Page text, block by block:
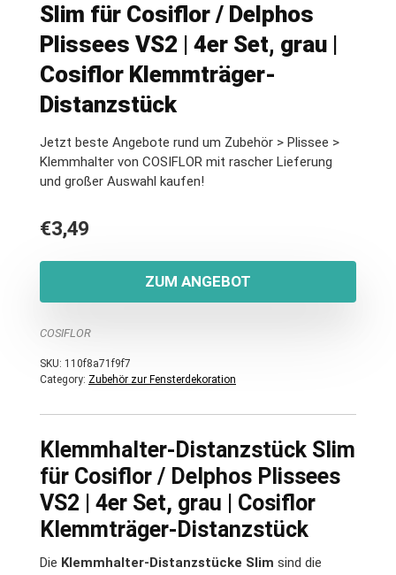
Slim für Cosiflor / Delphos
Plissees VS2 | 4er Set, grau |
Cosiflor Klemmträger-
Distanzstück
Jetzt beste Angebote rund um Zubehör > Plissee >
Klemmhalter von COSIFLOR mit rascher Lieferung
und großer Auswahl kaufen!
€3,49
ZUM ANGEBOT
COSIFLOR
SKU: 110f8a71f9f7
Category: Zubehör zur Fensterdekoration
Klemmhalter-Distanzstück Slim
für Cosiflor / Delphos Plissees
VS2 | 4er Set, grau | Cosiflor
Klemmträger-Distanzstück
Die Klemmhalter-Distanzstücke Slim sind die